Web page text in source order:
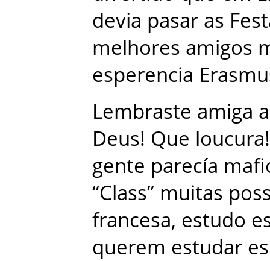
devia pasar as
melhores amigos
esperencia
Lembraste amiga
Deus! Que loucura!
gente parecía
“Class” muitas
francesa, estudo
querem estudar